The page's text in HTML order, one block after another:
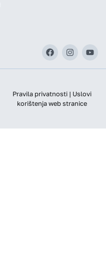
Pravila privatnosti | Uslovi
korištenja web stranice